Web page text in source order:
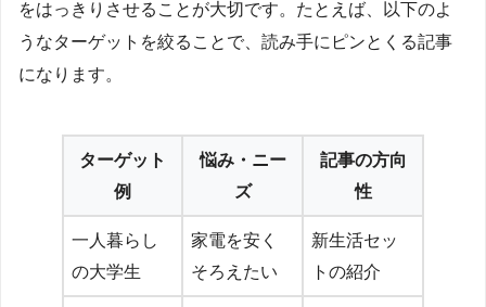
をはっきりさせることが大切です。たとえば、以下のよ
うなターゲットを絞ることで、読み手にピンとくる記事
になります。
ターゲット
例
悩み・ニー
ズ
記事の方向
性
一人暮らし
の大学生
家電を安く
そろえたい
新生活セッ
トの紹介